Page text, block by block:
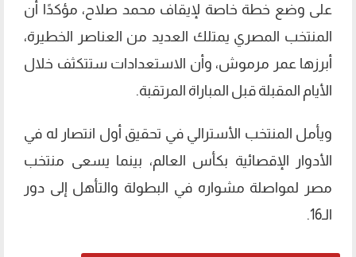
على وضع خطة خاصة لإيقاف محمد صلاح، مؤكدًا أن
المنتخب المصري يمتلك العديد من العناصر الخطيرة،
أبرزها عمر مرموش، وأن الاستعدادات ستتكثف خلال
الأيام المقبلة قبل المباراة المرتقبة.
ويأمل المنتخب الأسترالي في تحقيق أول انتصار له في
الأدوار الإقصائية بكأس العالم، بينما يسعى منتخب
مصر لمواصلة مشواره في البطولة والتأهل إلى دور
الـ16.